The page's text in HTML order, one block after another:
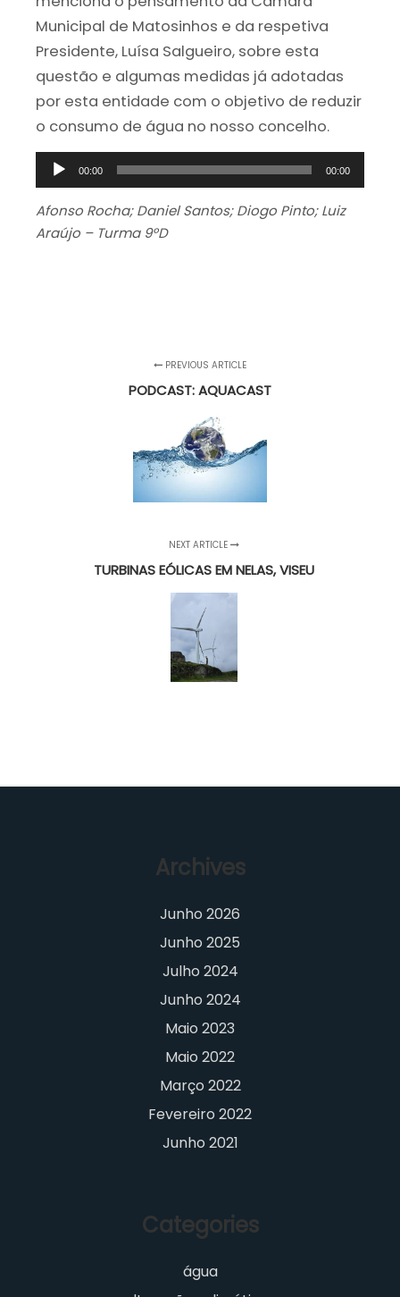
Municipal de Matosinhos e da respetiva
Presidente, Luísa Salgueiro, sobre esta
questão e algumas medidas já adotadas
por esta entidade com o objetivo de reduzir
o consumo de água no nosso concelho.
Reprodutor
de
áudio
00:00 00:00
Afonso Rocha; Daniel Santos; Diogo Pinto; Luiz
Araújo – Turma 9ºD
PREVIOUS ARTICLE
PODCAST: AQUACAST
NEXT ARTICLE
TURBINAS EÓLICAS EM NELAS, VISEU
Archives
Junho 2026
Junho 2025
Julho 2024
Junho 2024
Maio 2023
Maio 2022
Março 2022
Fevereiro 2022
Junho 2021
Categories
água